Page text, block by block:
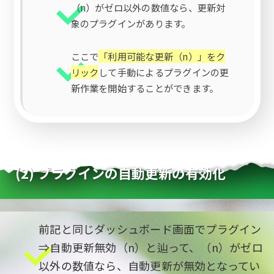
（n）がゼロ以外の数値なら、更新対
象のプラグインがあります。
ここで 「利用可能な更新（n）」をク
リックして手動によるプラグインの更
新作業を開始することができます。
(2) プラグインの自動更新の有効化
前記と同じダッシュボード画面でプラグイン
⇒自動更新無効（n）と辿って、（n）がゼロ
以外の数値なら、自動更新が無効となってい